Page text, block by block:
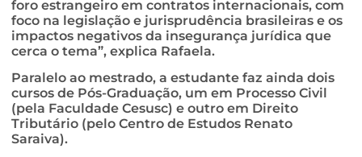
foro estrangeiro em contratos internacionais, com
foco na legislação e jurisprudência brasileiras e os
impactos negativos da insegurança jurídica que
cerca o tema”, explica Rafaela.
Paralelo ao mestrado, a estudante faz ainda dois
cursos de Pós-Graduação, um em Processo Civil
(pela Faculdade Cesusc) e outro em Direito
Tributário (pelo Centro de Estudos Renato
Saraiva).